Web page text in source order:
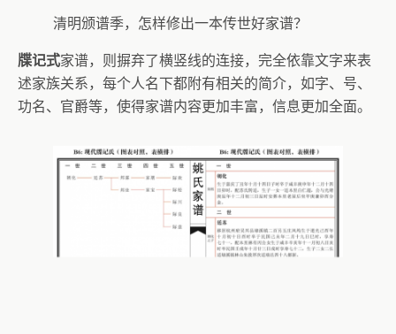
清明颁谱季，怎样修出一本传世好家谱？
牒记式家谱，则摒弃了横竖线的连接，完全依靠文字来表
述家族关系，每个人名下都附有相关的简介，如字、号、
功名、官爵等，使得家谱内容更加丰富，信息更加全面。